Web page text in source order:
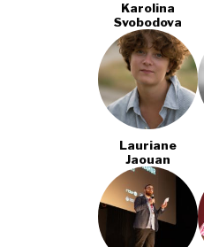
Karolina
Svobodova
Lauriane
Jaouan